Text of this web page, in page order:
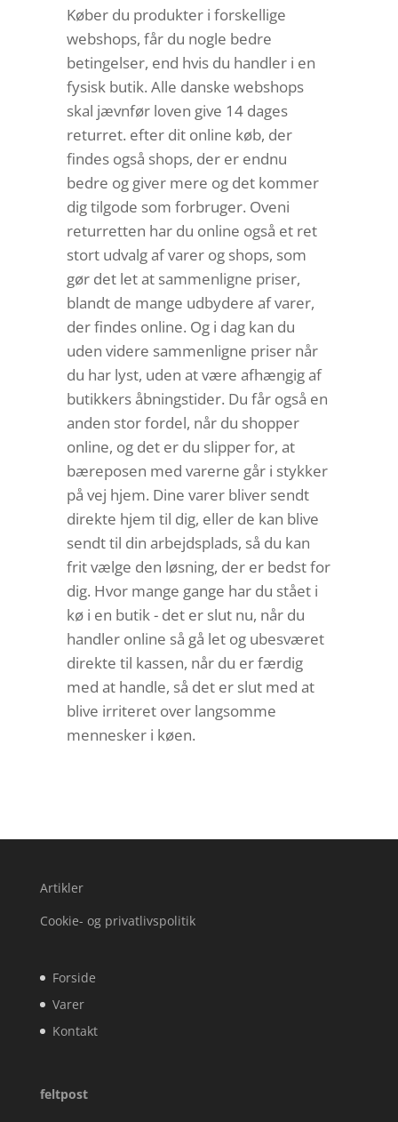
Køber du produkter i forskellige
webshops, får du nogle bedre
betingelser, end hvis du handler i en
fysisk butik. Alle danske webshops
skal jævnfør loven give 14 dages
returret. efter dit online køb, der
findes også shops, der er endnu
bedre og giver mere og det kommer
dig tilgode som forbruger. Oveni
returretten har du online også et ret
stort udvalg af varer og shops, som
gør det let at sammenligne priser,
blandt de mange udbydere af varer,
der findes online. Og i dag kan du
uden videre sammenligne priser når
du har lyst, uden at være afhængig af
butikkers åbningstider. Du får også en
anden stor fordel, når du shopper
online, og det er du slipper for, at
bæreposen med varerne går i stykker
på vej hjem. Dine varer bliver sendt
direkte hjem til dig, eller de kan blive
sendt til din arbejdsplads, så du kan
frit vælge den løsning, der er bedst for
dig. Hvor mange gange har du stået i
kø i en butik - det er slut nu, når du
handler online så gå let og ubesværet
direkte til kassen, når du er færdig
med at handle, så det er slut med at
blive irriteret over langsomme
mennesker i køen.
Artikler
Cookie- og privatlivspolitik
Forside
Varer
Kontakt
feltpost